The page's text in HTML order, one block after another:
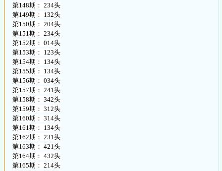
第148期： 234头
第149期： 132头
第150期： 204头
第151期： 234头
第152期： 014头
第153期： 123头
第154期： 134头
第155期： 134头
第156期： 034头
第157期： 241头
第158期： 342头
第159期： 312头
第160期： 314头
第161期： 134头
第162期： 231头
第163期： 421头
第164期： 432头
第165期： 214头